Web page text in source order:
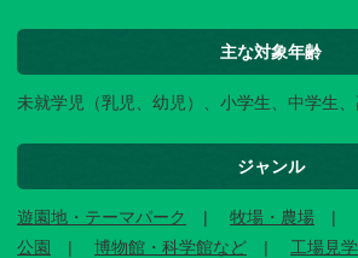
主な対象年齢
未就学児（乳児、幼児）、小学生、中学生
ジャンル
遊園地・テーマパーク 牧場・農場
公園
博物館・科学館など
工場見